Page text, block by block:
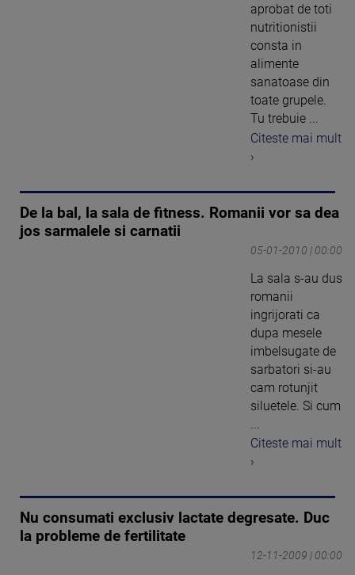
aprobat de toti
nutritionistii
consta in
alimente
sanatoase din
toate grupele.
Tu trebuie ...
Citeste mai mult
›
De la bal, la sala de fitness. Romanii vor sa dea
jos sarmalele si carnatii
05-01-2010 | 00:00
La sala s-au dus
romanii
ingrijorati ca
dupa mesele
imbelsugate de
sarbatori si-au
cam rotunjit
siluetele. Si cum
Citeste mai mult
›
Nu consumati exclusiv lactate degresate. Duc
la probleme de fertilitate
12-11-2009 | 00:00